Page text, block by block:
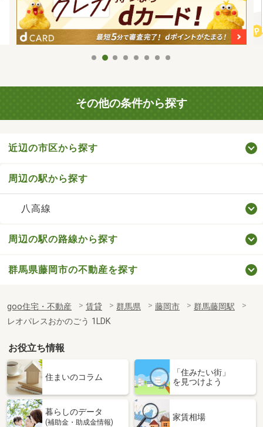
その他の条件から探す
近辺の市区から探す
周辺の駅から探す
八高線
周辺の駅の路線から探す
群馬県藤岡市の不動産を探す
goo住宅・不動産 賃貸 群馬県 藤岡市
群馬藤岡駅
レオパレスおかのごう 1LDK
お役立ち情報
住まいのコラム
「住みたい街」
を見つけよう
暮らしのデータ
(補助金・助成金情報)
家賃相場